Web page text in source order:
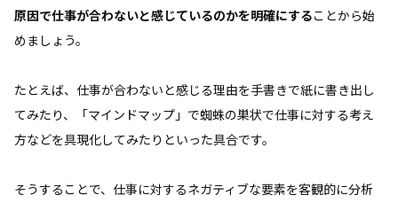
原因で仕事が合わないと感じているのかを明確にすることから始
めましょう。
たとえば、仕事が合わないと感じる理由を手書きで紙に書き出し
てみたり、「マインドマップ」で蜘蛛の巣状で仕事に対する考え
方などを具現化してみたりといった具合です。
そうすることで、仕事に対するネガティブな要素を客観的に分析